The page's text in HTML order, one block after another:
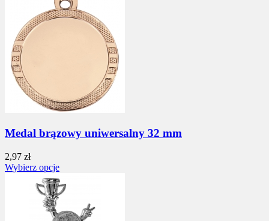
Medal brązowy uniwersalny 32 mm
2,97 zł
Wybierz opcje